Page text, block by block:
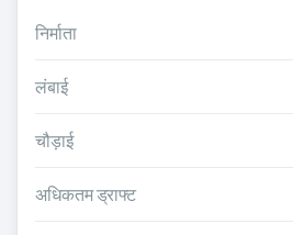
निर्माता
लंबाई
चौड़ाई
अधिकतम ड्राफ्ट